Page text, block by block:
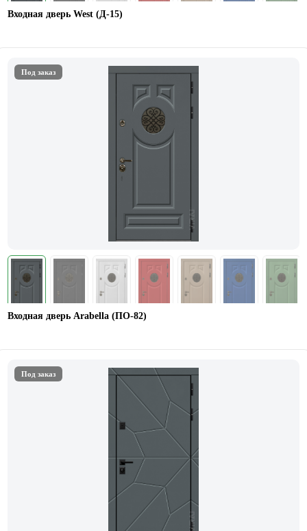
Входная дверь West (Д-15)
Под заказ
Входная дверь Arabella (ПО-82)
Под заказ